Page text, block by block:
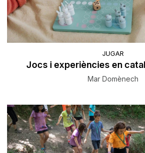
JUGAR
Jocs i experiències en
Mar Domènech